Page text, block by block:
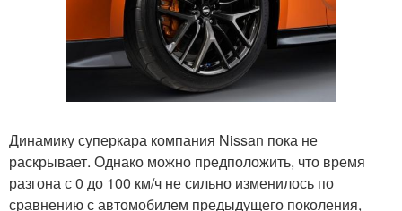
Динамику суперкара компания Nissan пока не
раскрывает. Однако можно предположить, что время
разгона с 0 до 100 км/ч не сильно изменилось по
сравнению с автомобилем предыдущего поколения,